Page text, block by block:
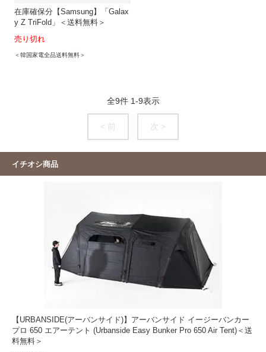
在庫確保分【Samsung】「Galax
y Z TriFold」＜送料無料＞
売り切れ
＜韓国家電全品送料無料＞
全9件 1-9表示
< 前 次 >
イチオシ商品
【URBANSIDE(アーバンサイド)】アーバンサイド イージーバンカー
プロ 650 エアーテント (Urbanside Easy Bunker Pro 650 Air Tent)＜送
料無料＞